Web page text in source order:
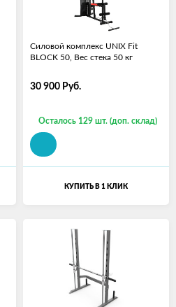
Силовой комплекс UNIX Fit
BLOCK 50, Вес стека 50 кг
30 900 Руб.
Осталось 129 шт. (доп. склад)
КУПИТЬ В 1 КЛИК